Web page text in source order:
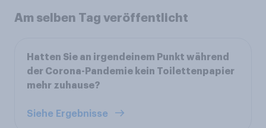
Am selben Tag veröffentlicht
Hatten Sie an irgendeinem Punkt während
der Corona-Pandemie kein Toilettenpapier
mehr zuhause?
Siehe Ergebnisse